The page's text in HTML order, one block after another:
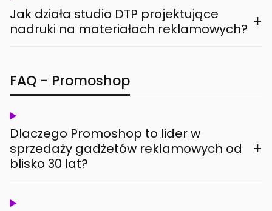
Jak działa studio DTP projektujące
nadruki na materiałach reklamowych? +
FAQ - Promoshop
Dlaczego Promoshop to lider w
sprzedaży gadżetów reklamowych od
blisko 30 lat?
+